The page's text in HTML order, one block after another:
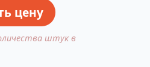
цену
штук в